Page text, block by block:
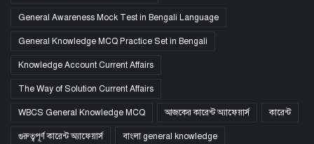
General Awareness Mock Test in Bengali Language
General Knowledge MCQ Practice Set in Bengali
Knowledge Account Current Affairs
The Way of Solution Current Affairs
WBCS General Knowledge MCQ আজকের কারেন্ট অ্যাফেয়ার্স কারেন্ট
গুরুত্বপূর্ণ কারেন্ট অ্যাফেয়ার্স বাংলা general knowledge